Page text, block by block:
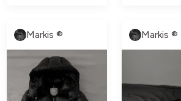
Markis ® Markis ®